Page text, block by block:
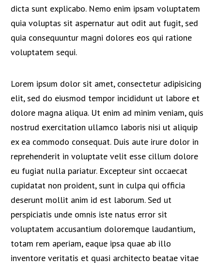
dicta sunt explicabo. Nemo enim ipsam voluptatem
quia voluptas sit aspernatur aut odit aut fugit, sed
quia consequuntur magni dolores eos qui ratione
voluptatem sequi.
Lorem ipsum dolor sit amet, consectetur adipisicing
elit, sed do eiusmod tempor incididunt ut labore et
dolore magna aliqua. Ut enim ad minim veniam, quis
nostrud exercitation ullamco laboris nisi ut aliquip
ex ea commodo consequat. Duis aute irure dolor in
reprehenderit in voluptate velit esse cillum dolore
eu fugiat nulla pariatur. Excepteur sint occaecat
cupidatat non proident, sunt in culpa qui officia
deserunt mollit anim id est laborum. Sed ut
perspiciatis unde omnis iste natus error sit
voluptatem accusantium doloremque laudantium,
totam rem aperiam, eaque ipsa quae ab illo
inventore veritatis et quasi architecto beatae vitae